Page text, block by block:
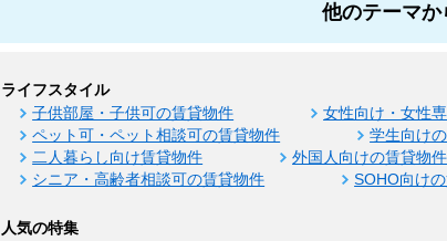
他のテーマか
ライフスタイル
子供部屋・子供可の賃貸物件 女性向け・女性
ペット可・ペット相談可の賃貸物件
学生向け
二人暮らし向け賃貸物件
外国人向けの賃貸物件
シニア・高齢者相談可の賃貸物件
SOHO向け
人気の特集